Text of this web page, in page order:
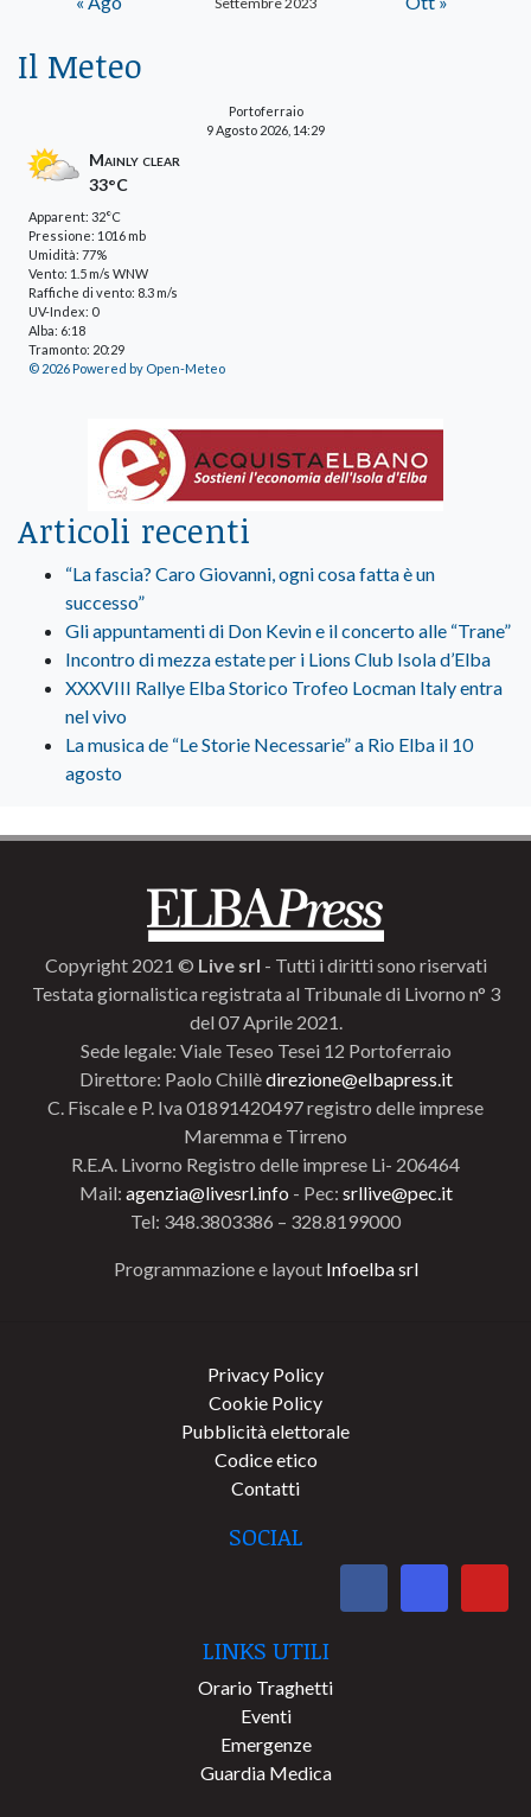
Il Meteo
Portoferraio
9 Agosto 2026, 14:29
Mainly clear
33°C
Apparent: 32°C
Pressione: 1016 mb
Umidità: 77%
Vento: 1.5 m/s WNW
Raffiche di vento: 8.3 m/s
UV-Index: 0
Alba: 6:18
Tramonto: 20:29
© 2026 Powered by Open-Meteo
Articoli recenti
“La fascia? Caro Giovanni, ogni cosa fatta è un
successo”
Gli appuntamenti di Don Kevin e il concerto alle “Trane”
Incontro di mezza estate per i Lions Club Isola d’Elba
XXXVIII Rallye Elba Storico Trofeo Locman Italy entra
nel vivo
La musica de “Le Storie Necessarie” a Rio Elba il 10
agosto
Copyright 2021 © Live srl - Tutti i diritti sono riservati
Testata giornalistica registrata al Tribunale di Livorno n° 3
del 07 Aprile 2021.
Sede legale: Viale Teseo Tesei 12 Portoferraio
Direttore: Paolo Chillèdirezione@elbapress.it
C. Fiscale e P. Iva 01891420497 registro delle imprese
Maremma e Tirreno
R.E.A. Livorno Registro delle imprese Li- 206464
Mail: agenzia@livesrl.info - Pec: srllive@pec.it
Tel: 348.3803386 – 328.8199000
Programmazione e layout Infoelba srl
Privacy Policy
Cookie Policy
Pubblicità elettorale
Codice etico
Contatti
SOCIAL
LINKS UTILI
Orario Traghetti
Eventi
Emergenze
Guardia Medica